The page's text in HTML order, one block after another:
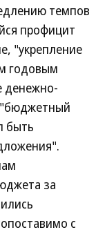
темпов
профицит
"укрепление
годовым
денежно-
"бюджетный
быть
за
с